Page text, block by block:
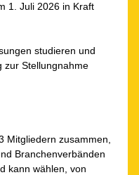
1. Juli 2026 in Kraft
studieren und
zur Stellungnahme
Mitgliedern zusammen,
Branchenverbänden
kann wählen, von